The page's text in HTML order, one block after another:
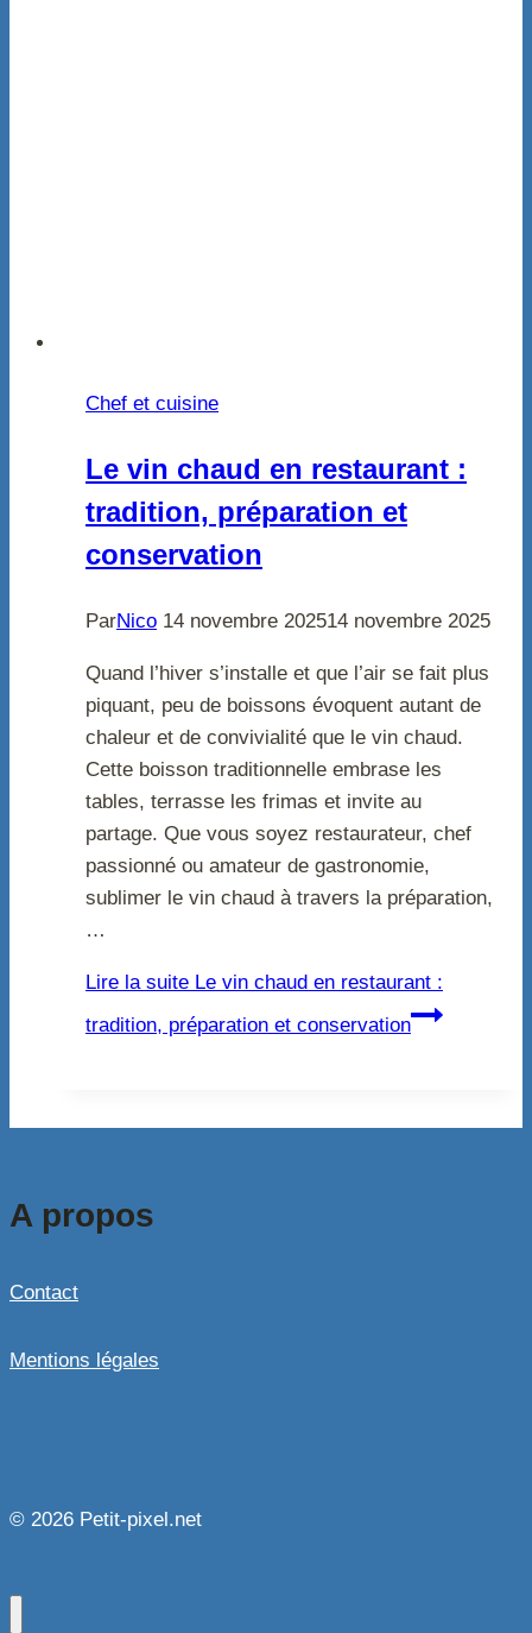
Chef et cuisine
Le vin chaud en restaurant :
tradition, préparation et
conservation
ParNico 14 novembre 202514 novembre 2025
Quand l’hiver s’installe et que l’air se fait plus
piquant, peu de boissons évoquent autant de
chaleur et de convivialité que le vin chaud.
Cette boisson traditionnelle embrase les
tables, terrasse les frimas et invite au
partage. Que vous soyez restaurateur, chef
passionné ou amateur de gastronomie,
sublimer le vin chaud à travers la préparation,
…
Lire la suite Le vin chaud en restaurant :
tradition, préparation et conservation
A propos
Contact
Mentions légales
© 2026 Petit-pixel.net